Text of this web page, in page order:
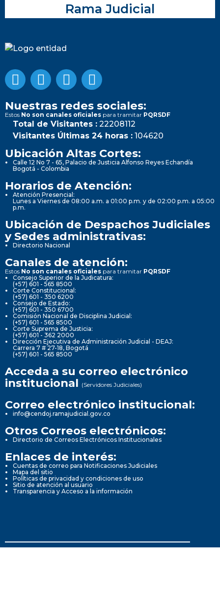
Rama Judicial
Nuestras redes sociales:
Estos No son canales oficiales para tramitar PQRSDF
Total de Visitantes : 22208112
Visitantes Últimas 24 horas : 104620
Ubicación Altas Cortes:
Calle 12 No 7 - 65, Palacio de Justicia Alfonso Reyes Echandía
Bogotá - Colombia
Horarios de Atención:
Atención Presencial:
Lunes a Viernes de 08:00 a.m. a 01:00 p.m. y de 02:00 p.m. a 05:00
p.m.
Ubicación de Despachos Judiciales
y Sedes administrativas:
Directorio Nacional
Canales de atención:
Estos No son canales oficiales para tramitar PQRSDF
Consejo Superior de la Judicatura:
(+57) 601 - 565 8500
Corte Constitucional:
(+57) 601 - 350 6200
Consejo de Estado:
(+57) 601 - 350 6700
Comisión Nacional de Disciplina Judicial:
(+57) 601 - 565 8500
Corte Suprema de Justicia:
(+57) 601 - 362 2000
Dirección Ejecutiva de Administración Judicial - DEAJ:
Carrera 7 # 27-18, Bogotá
(+57) 601 - 565 8500
Acceda a su correo electrónico
institucional (Servidores Judiciales)
Correo electrónico institucional:
info@cendoj.ramajudicial.gov.co
Otros Correos electrónicos:
Directorio de Correos Electrónicos Institucionales
Enlaces de interés:
Cuentas de correo para Notificaciones Judiciales
Mapa del sitio
Políticas de privacidad y condiciones de uso
Sitio de atención al usuario
Transparencia y Acceso a la información